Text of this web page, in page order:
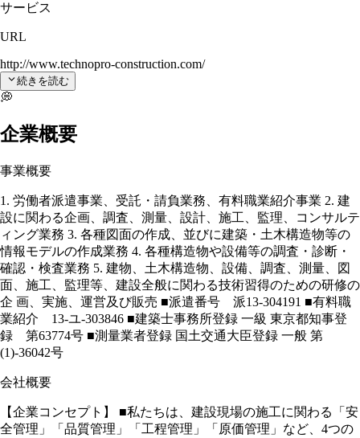
サービス
URL
http://www.technopro-construction.com/
続きを読む
💭
企業概要
事業概要
1. 労働者派遣事業、受託・請負業務、有料職業紹介事業 2. 建
設に関わる企画、調査、測量、設計、施工、監理、コンサルテ
ィング業務 3. 各種図面の作成、並びに建築・土木構造物等の
情報モデルの作成業務 4. 各種構造物や設備等の調査・診断・
確認・検査業務 5. 建物、土木構造物、設備、調査、測量、図
面、施工、監理等、建設全般に関わる技術習得のための研修の
企 画、実施、運営及び販売 ■派遣番号 派13-304191 ■有料職
業紹介 13-ユ-303846 ■建築士事務所登録 一級 東京都知事登
録 第63774号 ■測量業者登録 国土交通大臣登録 一般 第
(1)-36042号
会社概要
【企業コンセプト】 ■私たちは、建設現場の施工に関わる「安
全管理」「品質管理」「工程管理」「原価管理」など、4つの